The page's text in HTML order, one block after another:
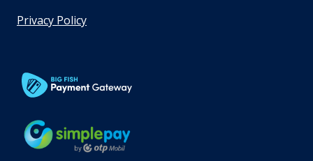
Privacy Policy